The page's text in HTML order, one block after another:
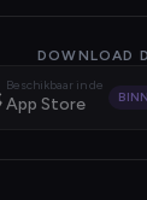
DOWNLOAD
Beschikbaar in de
App Store